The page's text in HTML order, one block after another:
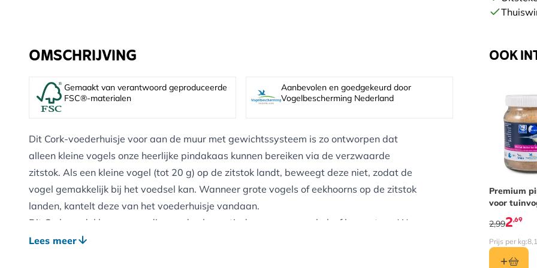
OOK
Premium
voor
met2,69
2,99
Prijs per kg:
OMSCHRIJVING
Gemaakt van verantwoord geproduceerde
FSC®-materialen
Aanbevolen en goedgekeurd door
Vogelbescherming Nederland
Dit Cork-voederhuisje voor aan de muur met gewichtssysteem is zo ontworpen dat
alleen kleine vogels onze heerlijke pindakaas kunnen bereiken via de verzwaarde
zitstok. Als een kleine vogel (tot 20 g) op de zitstok landt, beweegt deze niet, zodat de
vogel gemakkelijk bij het voedsel kan. Wanneer grote vogels of eekhoorns op de zitstok
landen, kantelt deze van het voederhuisje vandaan.
Dit Cork-model kan eenvoudig worden bevestigd aan een muur, hek of boomstam. We
hebben ook Cork-voederhuisjes op paal en hangende Cork-voederhuisjes ontwikkeld,
Lees meer